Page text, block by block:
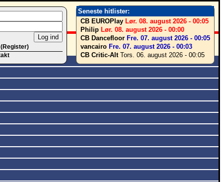
Seneste hitlister:
CB EUROPlay Lør. 08. august 2026 - 00:05
Philip Lør. 08. august 2026 - 00:00
CB Dancefloor Fre. 07. august 2026 - 00:05
vancairo Fre. 07. august 2026 - 00:03
CB Critic-AltTors. 06. august 2026 - 00:05